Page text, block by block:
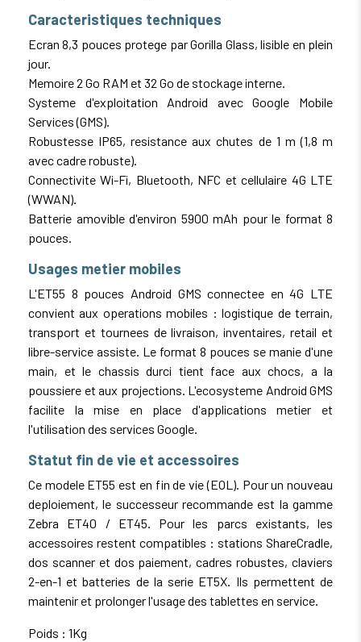
Caracteristiques techniques
Ecran 8,3 pouces protege par Gorilla Glass, lisible en plein
jour.
Memoire 2 Go RAM et 32 Go de stockage interne.
Systeme d'exploitation Android avec Google Mobile
Services (GMS).
Robustesse IP65, resistance aux chutes de 1 m (1,8 m
avec cadre robuste).
Connectivite Wi-Fi, Bluetooth, NFC et cellulaire 4G LTE
(WWAN).
Batterie amovible d'environ 5900 mAh pour le format 8
pouces.
Usages metier mobiles
L'ET55 8 pouces Android GMS connectee en 4G LTE
convient aux operations mobiles : logistique de terrain,
transport et tournees de livraison, inventaires, retail et
libre-service assiste. Le format 8 pouces se manie d'une
main, et le chassis durci tient face aux chocs, a la
poussiere et aux projections. L'ecosysteme Android GMS
facilite la mise en place d'applications metier et
l'utilisation des services Google.
Statut fin de vie et accessoires
Ce modele ET55 est en fin de vie (EOL). Pour un nouveau
deploiement, le successeur recommande est la gamme
Zebra ET40 / ET45. Pour les parcs existants, les
accessoires restent compatibles : stations ShareCradle,
dos scanner et dos paiement, cadres robustes, claviers
2-en-1 et batteries de la serie ET5X. Ils permettent de
maintenir et prolonger l'usage des tablettes en service.
Poids : 1Kg